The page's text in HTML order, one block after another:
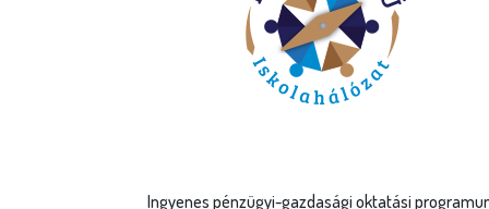
Ingyenes pénzügyi-gazdasági oktatási
anyagainkat. Iskolahálózati